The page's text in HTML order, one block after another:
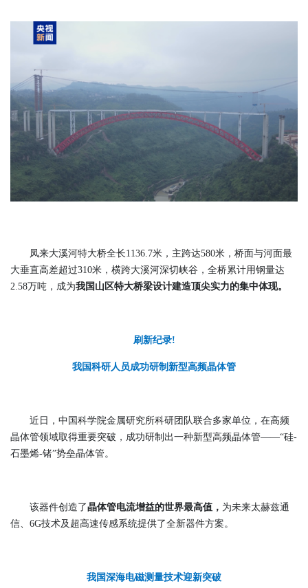
凤来大溪河特大桥全长1136.7米，主跨达580米，桥面与河面最
大垂直高差超过310米，横跨大溪河深切峡谷，全桥累计用钢量达
2.58万吨，成为我国山区特大桥梁设计建造顶尖实力的集中体现。
刷新纪录!
我国科研人员成功研制新型高频晶体管
近日，中国科学院金属研究所科研团队联合多家单位，在高频
晶体管领域取得重要突破，成功研制出一种新型高频晶体管——“硅-
石墨烯-锗”势垒晶体管。
该器件创造了晶体管电流增益的世界最高值， 为未来太赫兹通
信、6G技术及超高速传感系统提供了全新器件方案。
我国深海电磁测量技术迎新突破